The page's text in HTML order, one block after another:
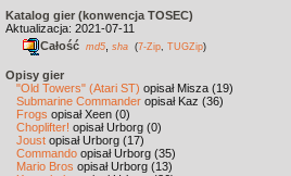
Katalog gier (konwencja TOSEC)
Aktualizacja: 2021-07-11
Całość md5 sha (7-Zip TUGZip)
Opisy gier
"Old Towers" (Atari ST) opisał Misza (19)
Submarine Commander opisał Kaz (36)
Frogs opisał Xeen (0)
Choplifter! opisał Urborg (0)
Joust opisał Urborg (17)
Commando opisał Urborg (35)
Mario Bros opisał Urborg (13)